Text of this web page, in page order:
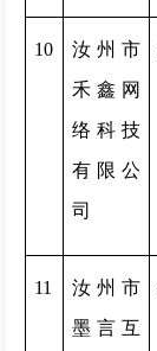
10
汝州市
禾鑫网
络科技
有限公
司
11
汝州市
墨言互